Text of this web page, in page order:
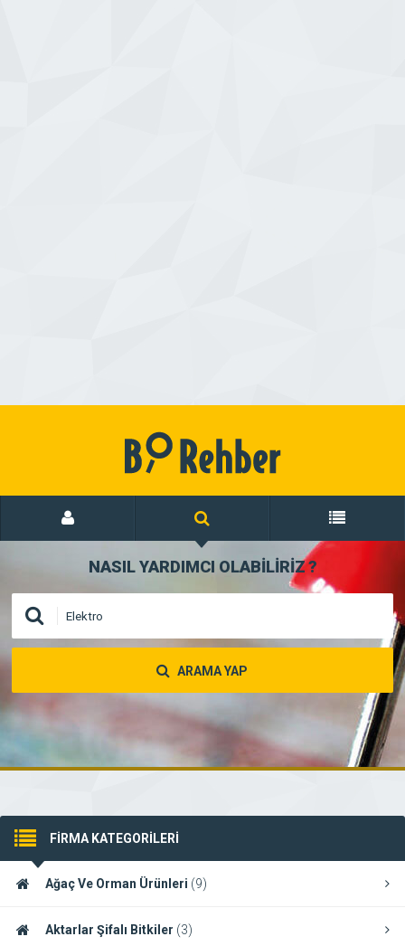
NASIL YARDIMCI OLABİLİRİZ?
ARAMA YAP
FİRMA KATEGORİLERİ
Ağaç Ve Orman Ürünleri (9)
Aktarlar Şifalı Bitkiler (3)